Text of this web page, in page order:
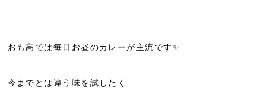
おも高では毎日お昼のカレーが主流です✨️
今までとは違う味を試したく